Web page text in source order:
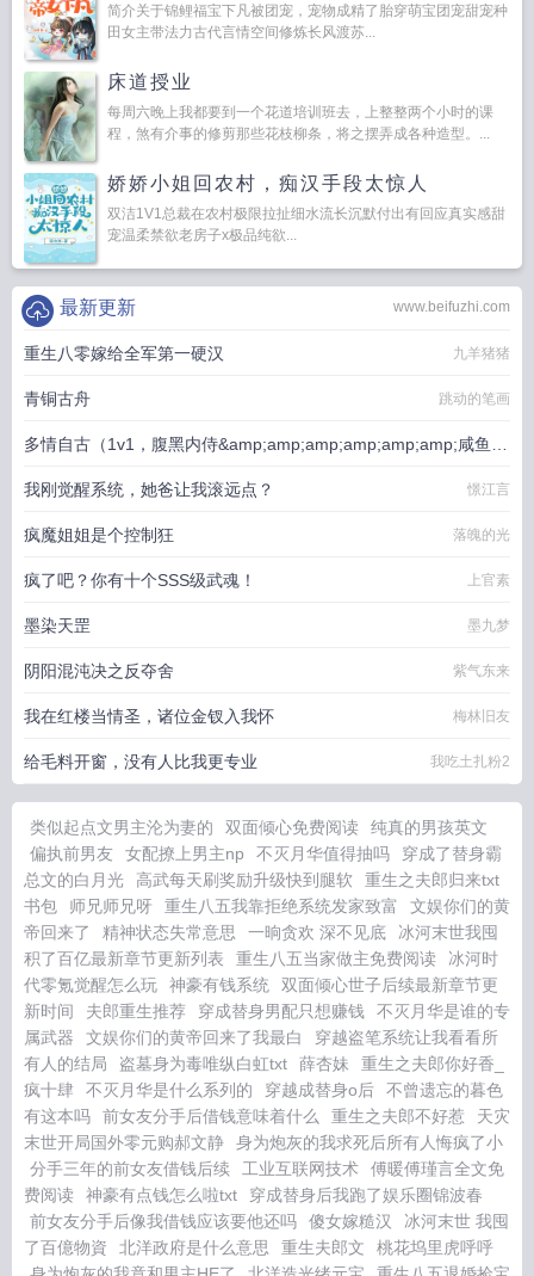
简介关于锦鲤福宝下凡被团宠，宠物成精了胎穿萌宝团宠甜宠种
田女主带法力古代言情空间修炼长风渡苏...
床道授业
每周六晚上我都要到一个花道培训班去，上整整两个小时的课
程，煞有介事的修剪那些花枝柳条，将之摆弄成各种造型。...
娇娇小姐回农村，痴汉手段太惊人
双洁1V1总裁在农村极限拉扯细水流长沉默付出有回应真实感甜
宠温柔禁欲老房子x极品纯欲...
www.beifuzhi.com
最新更新
重生八零嫁给全军第一硬汉 九羊猪猪
青铜古舟 跳动的笔画
多情自古（1v1，腹黑内侍&amp;amp;amp;amp;amp;amp;咸鱼皇
后） 放开那个豆沙包
我刚觉醒系统，她爸让我滚远点？ 憬江言
疯魔姐姐是个控制狂 落魄的光
疯了吧？你有十个SSS级武魂！ 上官素
墨染天罡 墨九梦
阴阳混沌决之反夺舍 紫气东来
我在红楼当情圣，诸位金钗入我怀 梅林旧友
给毛料开窗，没有人比我更专业 我吃土扎粉2
类似起点文男主沦为妻的 双面倾心免费阅读
纯真的男孩英文
偏执前男友
女配撩上男主np 不灭月华值得抽吗
穿成了替身霸
总文的白月光
高武每天刷奖励升级快到腿软
重生之夫郎归来txt
书包
师兄师兄呀 重生八五我靠拒绝系统发家致富
文娱你们的黄
帝回来了
精神状态失常意思 一晌贪欢 深不见底
冰河末世我囤
积了百亿最新章节更新列表
重生八五当家做主免费阅读
冰河时
代零氪觉醒怎么玩
神豪有钱系统
双面倾心世子后续最新章节更
新时间
夫郎重生推荐 穿成替身男配只想赚钱
不灭月华是谁的专
属武器
文娱你们的黄帝回来了我最白
穿越盗笔系统让我看看所
有人的结局
盗墓身为毒唯纵白虹txt 薛杏妹
重生之夫郎你好香_
疯十肆
不灭月华是什么系列的 穿越成替身o后
不曾遗忘的暮色
有这本吗
前女友分手后借钱意味着什么 重生之夫郎不好惹
天灾
末世开局国外零元购郝文静
身为炮灰的我求死后所有人悔疯了小
分手三年的前女友借钱后续
工业互联网技术
傅暖傅瑾言全文免
费阅读
神豪有点钱怎么啦txt
穿成替身后我跑了娱乐圈锦波春
前女友分手后像我借钱应该要他还吗
傻女嫁糙汉
冰河末世 我囤
了百億物資
北洋政府是什么意思 重生夫郎文
桃花坞里虎呼呼